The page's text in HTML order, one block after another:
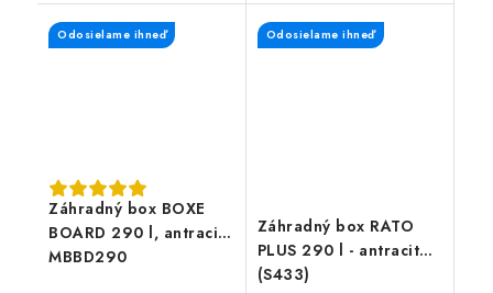
a rozkladacieho stola je
vhodná na vonkajšie aj
predstavuje praktického a
ľahko premiestniteľného
Záhradný box BOXE
BOARD 290 l, antracit
MBBD290
Odosielame ihneď
Záhradný box RATO
PLUS 290 l - antracit
(S433)
Odosielame ihneď